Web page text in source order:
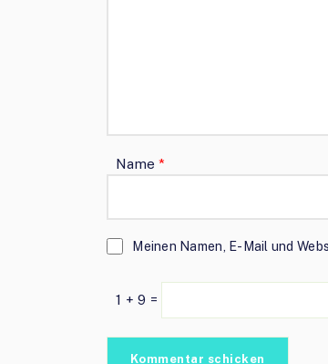
Name*
Meinen Namen, E-Mail und
1 + 9 =